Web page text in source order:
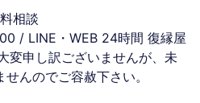
相談
/ LINE・WEB 24時間 復縁屋
変申し訳ございませんが、未
んのでご容赦下さい。